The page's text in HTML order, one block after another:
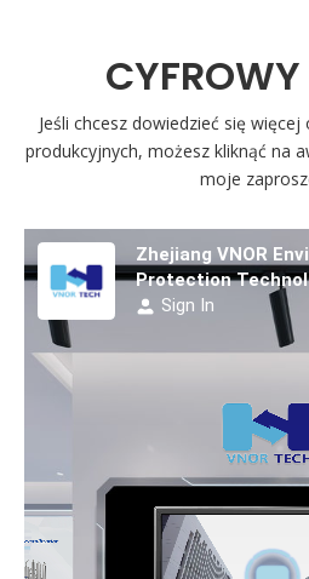
Jeśli chcesz dowiedzieć się
produkcyjnych, możesz kliknąć na
moje